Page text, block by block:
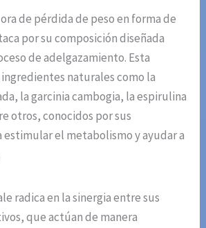
de pérdida de peso en forma de
por su composición diseñada
de adelgazamiento. Esta
naturales como la
la garcinia cambogia, la espirulina
otros, conocidos por sus
estimular el metabolismo y ayudar a
radica en la sinergia entre sus
que actúan de manera